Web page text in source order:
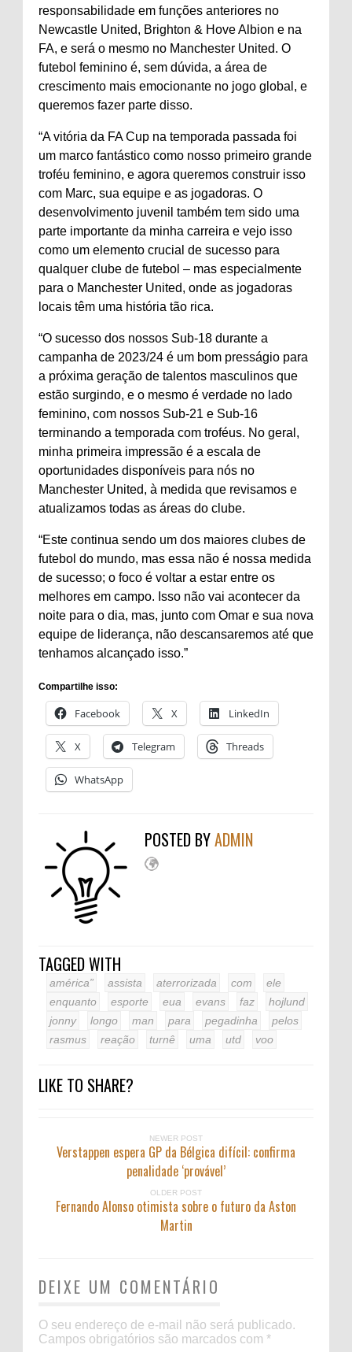
responsabilidade em funções anteriores no
Newcastle United, Brighton & Hove Albion e na
FA, e será o mesmo no Manchester United. O
futebol feminino é, sem dúvida, a área de
crescimento mais emocionante no jogo global, e
queremos fazer parte disso.
“A vitória da FA Cup na temporada passada foi
um marco fantástico como nosso primeiro grande
troféu feminino, e agora queremos construir isso
com Marc, sua equipe e as jogadoras. O
desenvolvimento juvenil também tem sido uma
parte importante da minha carreira e vejo isso
como um elemento crucial de sucesso para
qualquer clube de futebol – mas especialmente
para o Manchester United, onde as jogadoras
locais têm uma história tão rica.
“O sucesso dos nossos Sub-18 durante a
campanha de 2023/24 é um bom presságio para
a próxima geração de talentos masculinos que
estão surgindo, e o mesmo é verdade no lado
feminino, com nossos Sub-21 e Sub-16
terminando a temporada com troféus. No geral,
minha primeira impressão é a escala de
oportunidades disponíveis para nós no
Manchester United, à medida que revisamos e
atualizamos todas as áreas do clube.
“Este continua sendo um dos maiores clubes de
futebol do mundo, mas essa não é nossa medida
de sucesso; o foco é voltar a estar entre os
melhores em campo. Isso não vai acontecer da
noite para o dia, mas, junto com Omar e sua nova
equipe de liderança, não descansaremos até que
tenhamos alcançado isso.”
Compartilhe isso:
Facebook X LinkedIn
X Telegram Threads
WhatsApp
POSTED BYADMIN
TAGGED WITH
américa” assista aterrorizada com
ele
enquanto
esporte eua evans faz
hojlund
jonny
longo man para pegadinha
pelos
rasmus
reação turnê uma utd voo
LIKE TO SHARE?
NEWER POST
Verstappen espera GP da Bélgica difícil: confirma
penalidade ‘provável’
OLDER POST
Fernando Alonso otimista sobre o futuro da Aston
Martin
DEIXE UM COMENTÁRIO
O seu endereço de e-mail não será publicado.
Campos obrigatórios são marcados com *